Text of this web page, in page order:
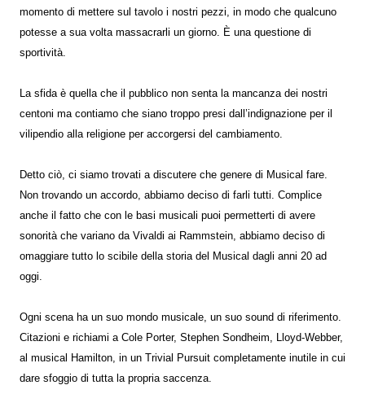
momento di mettere sul tavolo i nostri pezzi, in modo che qualcuno
potesse a sua volta massacrarli un giorno. È una questione di
sportività.
La sfida è quella che il pubblico non senta la mancanza dei nostri
centoni ma contiamo che siano troppo presi dall’indignazione per il
vilipendio alla religione per accorgersi del cambiamento.
Detto ciò, ci siamo trovati a discutere che genere di Musical fare.
Non trovando un accordo, abbiamo deciso di farli tutti. Complice
anche il fatto che con le basi musicali puoi permetterti di avere
sonorità che variano da Vivaldi ai Rammstein, abbiamo deciso di
omaggiare tutto lo scibile della storia del Musical dagli anni 20 ad
oggi.
Ogni scena ha un suo mondo musicale, un suo sound di riferimento.
Citazioni e richiami a Cole Porter, Stephen Sondheim, Lloyd-Webber,
al musical Hamilton, in un Trivial Pursuit completamente inutile in cui
dare sfoggio di tutta la propria saccenza.